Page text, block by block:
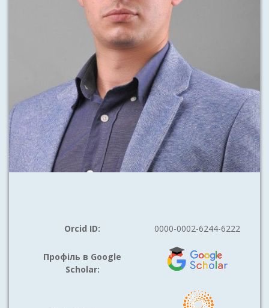
Orcid ID: 0000-0002-6244-6222
Профіль в Google
Scholar: